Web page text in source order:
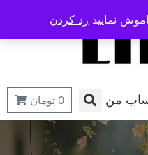
من 0 تومان
نمایید رد کردن